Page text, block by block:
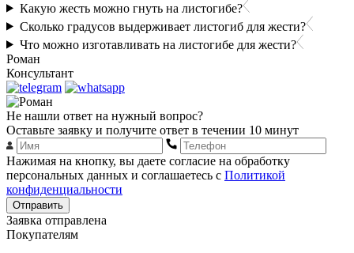
Какую жесть можно гнуть на листогибе?
Сколько градусов выдерживает листогиб для жести?
Что можно изготавливать на листогибе для жести?
Роман
Консультант
Не нашли ответ на нужный вопрос?
Оставьте заявку и получите ответ в течении 10 минут
Нажимая на кнопку, вы даете согласие на обработку
персональных данных и соглашаетесь с Политикой
конфиденциальности
Отправить
Заявка отправлена
Покупателям